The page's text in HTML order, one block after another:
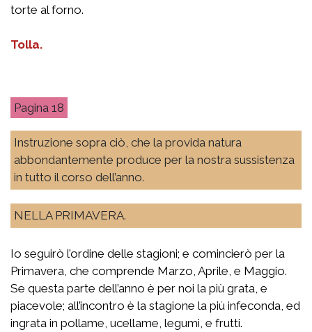
torte al forno.
Tolla.
18
Instruzione sopra ciò, che la provida natura
abbondantemente produce per la nostra sussistenza
in tutto il corso dell’anno.
NELLA PRIMAVERA.
Io seguirò l’ordine delle stagioni; e comincierò per la
Primavera, che comprende Marzo, Aprile, e Maggio.
Se questa parte dell’anno è per noi la più grata, e
piacevole; all’incontro è la stagione la più infeconda, ed
ingrata in pollame, ucellame, legumi, e frutti.